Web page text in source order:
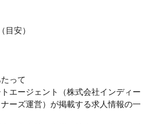
目安）
って
エージェント（株式会社インディー
ーズ運営）が掲載する求人情報の一